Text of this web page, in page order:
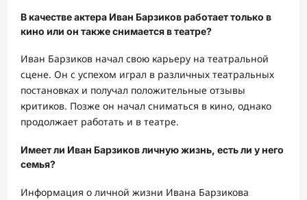
В качестве актера Иван Барзиков работает только в
кино или он также снимается в театре?
Иван Барзиков начал свою карьеру на театральной
сцене. Он с успехом играл в различных театральных
постановках и получал положительные отзывы
критиков. Позже он начал сниматься в кино, однако
продолжает работать и в театре.
Имеет ли Иван Барзиков личную жизнь, есть ли у него
семья?
Информация о личной жизни Ивана Барзикова